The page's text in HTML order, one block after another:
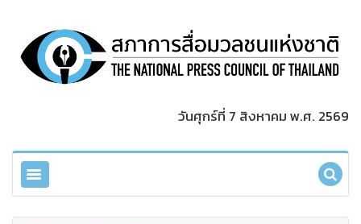
วันศุกร์ที่ 7 สิงหาคม พ.ศ. 2569